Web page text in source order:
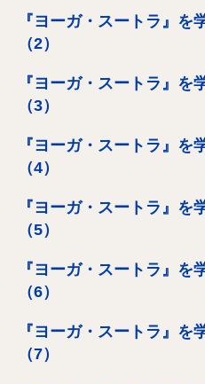
『ヨーガ・スートラ』を
（2）
『ヨーガ・スートラ』を
（3）
『ヨーガ・スートラ』を
（4）
『ヨーガ・スートラ』を
（5）
『ヨーガ・スートラ』を
（6）
『ヨーガ・スートラ』を
（7）